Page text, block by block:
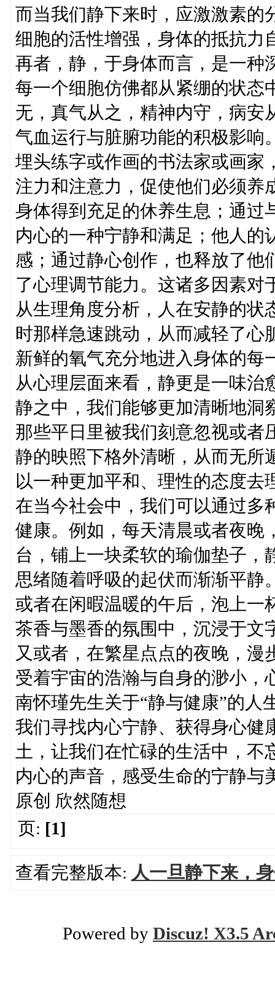
而当我们静下来时，应激激素的
细胞的活性增强，身体的抵抗力
再者，静，于身体而言，是一种
每一个细胞仿佛都从紧绷的状态
无，真气从之，精神内守，病安
气血运行与脏腑功能的积极影响
埋头练字或作画的书法家或画家
注力和注意力，促使他们必须养
身体得到充足的休养生息；通过
内心的一种宁静和满足；他人的
感；通过静心创作，也释放了他
了心理调节能力。这诸多因素对
从生理角度分析，人在安静的状
时那样急速跳动，从而减轻了心
新鲜的氧气充分地进入身体的每
从心理层面来看，静更是一味治
静之中，我们能够更加清晰地洞
那些平日里被我们刻意忽视或者
静的映照下格外清晰，从而无所
以一种更加平和、理性的态度
在当今社会中，我们可以通过多
健康。例如，每天清晨或者夜晚
台，铺上一块柔软的瑜伽垫子，
思绪随着呼吸的起伏而渐渐平静
或者在闲暇温暖的午后，泡上一
茶香与墨香的氛围中，沉浸于文
又或者，在繁星点点的夜晚，
受着宇宙的浩瀚与自身的渺小，
南怀瑾先生关于“静与健康”的人
我们寻找内心宁静、获得身心健
土，让我们在忙碌的生活中，不
内心的声音，感受生命的宁静与
原创 欣然随想
页: [1]
查看完整版本: 人一旦静下来，
Powered by Discuz! X3.5